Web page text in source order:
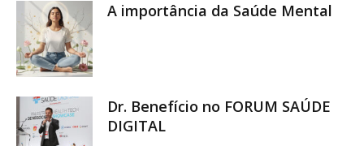
A importância da Saúde Mental
Dr. Benefício no FORUM SAÚDE
DIGITAL